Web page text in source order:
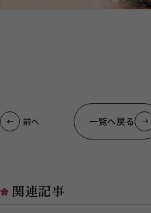
前へ 一覧へ戻る
関連記事